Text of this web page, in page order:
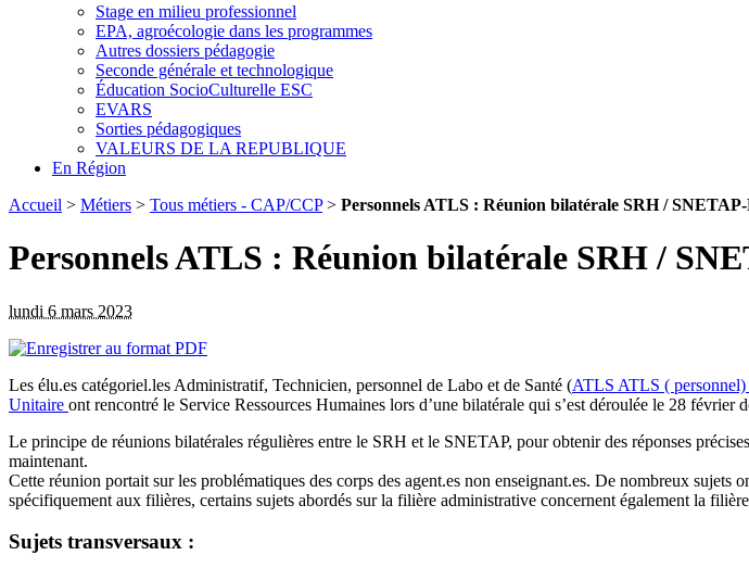
Stage en milieu professionnel
EPA, agroécologie dans les programmes
Autres dossiers pédagogie
Seconde générale et technologique
Éducation SocioCulturelle ESC
EVARS
Sorties pédagogiques
VALEURS DE LA REPUBLIQUE
En Région
Accueil > Métiers > Tous métiers - CAP/CCP> Personnels ATLS : Réunion bilatérale SRH /
Personnels ATLS : Réunion bilatérale SRH /
lundi 6 mars 2023
Les élu.es catégoriel.les Administratif, Technicien, personnel de Labo et de Santé (ATLS ATLS (
Unitaire ont rencontré le Service Ressources Humaines lors d’une bilatérale qui s’est déroulée le 28 février
Le principe de réunions bilatérales régulières entre le SRH et le SNETAP, pour obtenir des réponses
maintenant.
Cette réunion portait sur les problématiques des corps des agent.es non enseignant.es. De nombreux sujets
spécifiquement aux filières, certains sujets abordés sur la filière administrative concernent également la
Sujets transversaux :